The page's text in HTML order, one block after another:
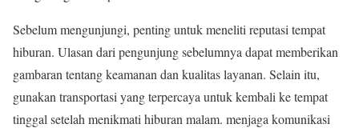
Sebelum mengunjungi, penting untuk meneliti reputasi tempat
hiburan. Ulasan dari pengunjung sebelumnya dapat memberikan
gambaran tentang keamanan dan kualitas layanan. Selain itu,
gunakan transportasi yang terpercaya untuk kembali ke tempat
tinggal setelah menikmati hiburan malam. menjaga komunikasi